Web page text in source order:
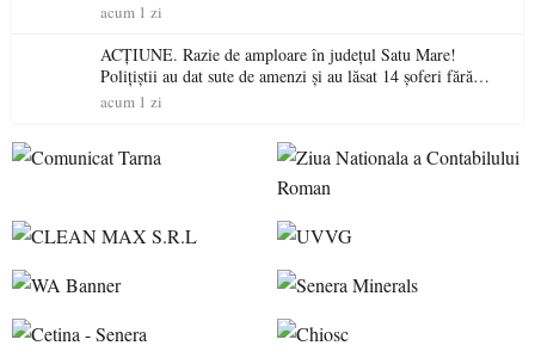
acum 1 zi
ACȚIUNE. Razie de amploare în județul Satu Mare!
Polițiștii au dat sute de amenzi și au lăsat 14 șoferi fără
permis într-o singură zi
acum 1 zi